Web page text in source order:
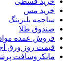
خرید مس
ساچمه بلبرینگ
صندوق طلا
فروش عمده
قیمت روز ورق
مایکروسافت